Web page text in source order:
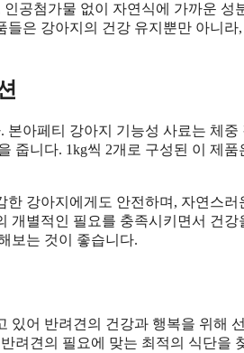
공첨가물 없이 자연식에 가까운 성
은 강아지의 건강 유지뿐만 아니라
아페티 강아지 기능성 사료는 체중
줍니다. 1kg씩 2개로 구성된 이 제품
강아지에게도 안전하며, 자연스러
개별적인 필요를 충족시키면서 건강
보는 것이 좋습니다.
있어 반려견의 건강과 행복을 위해
려견의 필요에 맞는 최적의 식단을